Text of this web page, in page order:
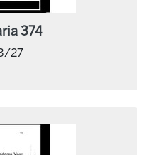
374
27